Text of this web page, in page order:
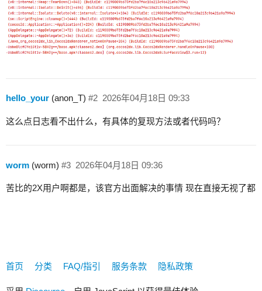
hello_your (anon_T) 2026年04月18日 09:33
#2
这么点日志看不出什么，有具体的复现方法或者代码吗？
worm (worm) 2026年04月18日 09:36
#3
苦比的2X用户啊都是，该官方出面解决的事情 现在直接无视了都
首页 分类 FAQ/指引 服务条款 隐私政策